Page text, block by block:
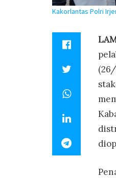
Kakorlantas Polri